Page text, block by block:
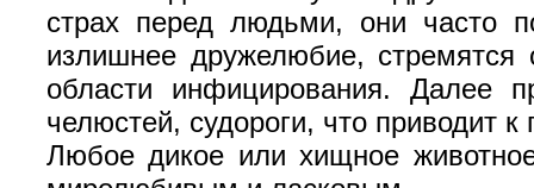
страх перед людьми, они часто
излишнее дружелюбие, стремятся
области инфицирования. Далее
челюстей, судороги, что приводит к
Любое дикое или хищное